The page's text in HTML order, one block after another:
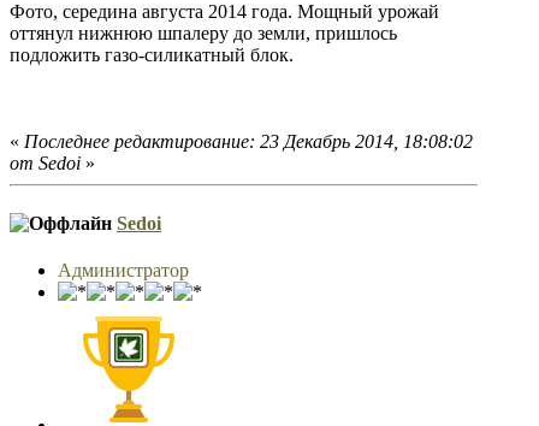
Фото, середина августа 2014 года. Мощный урожай
оттянул нижнюю шпалеру до земли, пришлось
подложить газо-силикатный блок.
« Последнее редактирование: 23 Декабрь 2014, 18:08:02
от Sedoi »
Sedoi
Администратор